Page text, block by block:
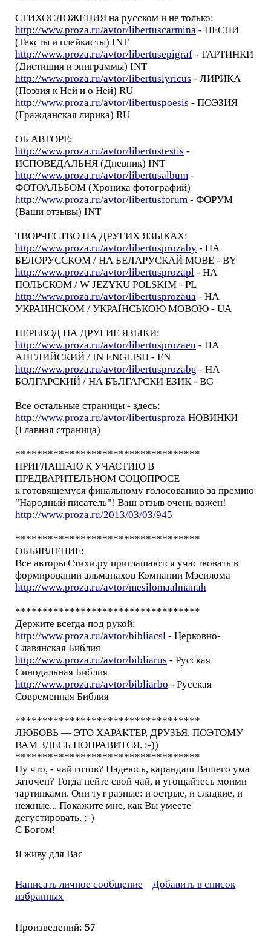
СТИХОСЛОЖЕНИЯ на русском и не только:
http://www.proza.ru/avtor/libertuscarmina - ПЕСНИ
(Тексты и плейкасты) INT
http://www.proza.ru/avtor/libertusepigraf - ТАРТИНКИ
(Дистишия и эпиграммы) INT
http://www.proza.ru/avtor/libertuslyricus - ЛИРИКА
(Поэзия к Ней и о Ней) RU
http://www.proza.ru/avtor/libertuspoesis - ПОЭЗИЯ
(Гражданская лирика) RU
ОБ АВТОРЕ:
http://www.proza.ru/avtor/libertustestis -
ИСПОВЕДАЛЬНЯ (Дневник) INT
http://www.proza.ru/avtor/libertusalbum -
ФОТОАЛЬБОМ (Хроника фотографий)
http://www.proza.ru/avtor/libertusforum - ФОРУМ
(Ваши отзывы) INT
ТВОРЧЕСТВО НА ДРУГИХ ЯЗЫКАХ:
http://www.proza.ru/avtor/libertusprozaby - НА
БЕЛОРУССКОМ / НА БЕЛАРУСКАЙ МОВЕ - BY
http://www.proza.ru/avtor/libertusprozapl - НА
ПОЛЬСКОМ / W JEZYKU POLSKIM - PL
http://www.proza.ru/avtor/libertusprozaua - НА
УКРАИНСКОМ / УКРАЇНСЬКОЮ МОВОЮ - UA
ПЕРЕВОД НА ДРУГИЕ ЯЗЫКИ:
http://www.proza.ru/avtor/libertusprozaen - НА
АНГЛИЙСКИЙ / IN ENGLISH - EN
http://www.proza.ru/avtor/libertusprozabg - НА
БОЛГАРСКИЙ / НА БЪЛГАРСКИ ЕЗИК - BG
Все остальные страницы - здесь:
http://www.proza.ru/avtor/libertusproza НОВИНКИ
(Главная страница)
**********************************
ПРИГЛАШАЮ К УЧАСТИЮ В
ПРЕДВАРИТЕЛЬНОМ СОЦОПРОСЕ
к готовящемуся финальному голосованию за премию
"Народный писатель"! Ваш отзыв очень важен!
http://www.proza.ru/2013/03/03/945
**********************************
ОБЪЯВЛЕНИЕ:
Все авторы Стихи.ру приглашаются участвовать в
формировании альманахов Компании Мэсилома
http://www.proza.ru/avtor/mesilomaalmanah
**********************************
Держите всегда под рукой:
http://www.proza.ru/avtor/bibliacsl - Церковно-
Славянская Библия
http://www.proza.ru/avtor/bibliarus - Русская
Синодальная Библия
http://www.proza.ru/avtor/bibliarbo - Русская
Современная Библия
**********************************
ЛЮБОВЬ — ЭТО ХАРАКТЕР, ДРУЗЬЯ. ПОЭТОМУ
ВАМ ЗДЕСЬ ПОНРАВИТСЯ. ;-))
**********************************
Ну что, - чай готов? Надеюсь, карандаш Вашего ума
заточен? Тогда пейте свой чай, и угощайтесь моими
тартинками. Они тут разные: и острые, и сладкие, и
нежные... Покажите мне, как Вы умеете
дегустировать. ;-)
С Богом!
Я живу для Вас
Написать личное сообщение
Добавить в список
избранных
Произведений: 57